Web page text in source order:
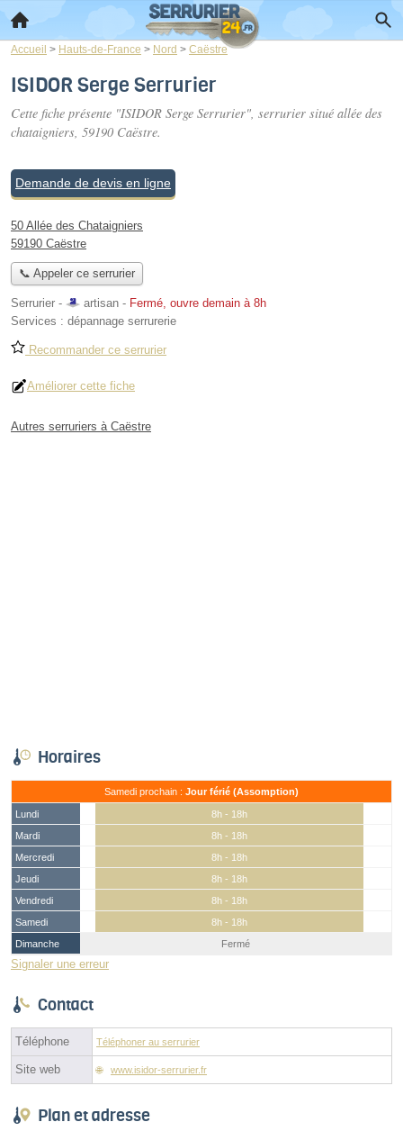
Accueil > Hauts-de-France > Nord > Caëstre
ISIDOR Serge Serrurier
Cette fiche présente "ISIDOR Serge Serrurier", serrurier situé allée des
chataigniers, 59190 Caëstre.
Demande de devis en ligne
50 Allée des Chataigniers
59190 Caëstre
📞 Appeler ce serrurier
Serrurier - artisan - Fermé, ouvre demain à 8h
Services : dépannage serrurerie
Recommander ce serrurier
Améliorer cette fiche
Autres serruriers à Caëstre
Horaires
Samedi prochain : Jour férié (Assomption)
Lundi
8h - 18h
Mardi
8h - 18h
Mercredi
8h - 18h
Jeudi
8h - 18h
Vendredi
8h - 18h
Samedi
8h - 18h
Dimanche
Fermé
Signaler une erreur
Contact
Téléphone Téléphoner au serrurier
Site web www.isidor-serrurier.fr
Plan et adresse